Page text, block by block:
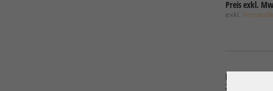
Preis exkl.
exkl.
Fujitsu
2U Server 4x